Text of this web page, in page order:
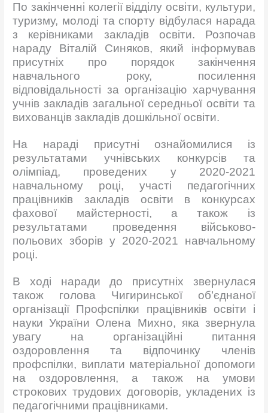
По закінченні колегії відділу освіти, культури,
туризму, молоді та спорту відбулася нарада
з керівниками закладів освіти. Розпочав
нараду Віталій Синяков, який інформував
присутніх про порядок закінчення
навчального року, посилення
відповідальності за організацію харчування
учнів закладів загальної середньої освіти та
вихованців закладів дошкільної освіти.
На нараді присутні ознайомилися із
результатами учнівських конкурсів та
олімпіад, проведених у 2020-2021
навчальному році, участі педагогічних
працівників закладів освіти в конкурсах
фахової майстерності, а також із
результатами проведення військово-
польових зборів у 2020-2021 навчальному
році.
В ході наради до присутніх звернулася
також голова Чигиринської об’єднаної
організації Профспілки працівників освіти і
науки України Олена Михно, яка звернула
увагу на організаційні питання
оздоровлення та відпочинку членів
профспілки, виплати матеріальної допомоги
на оздоровлення, а також на умови
строкових трудових договорів, укладених із
педагогічними працівниками.